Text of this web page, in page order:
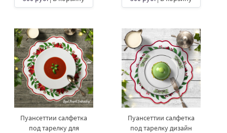
Пуансеттии салфетка
под тарелку для
Пуансеттии салфетка
под тарелку дизайн